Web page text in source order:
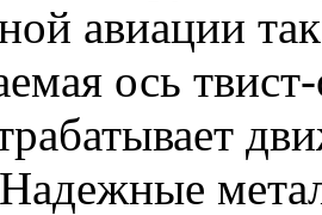
авиации
ось